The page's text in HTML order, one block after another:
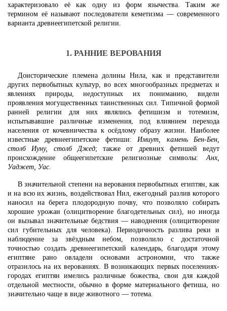
характеризовало её как одну из форм язычества. Таким же
термином её называют последователи кеметизма — современного
варианта древнеегипетской религии.
1. РАННИЕ ВЕРОВАНИЯ
Доисторические племена долины Нила, как и представители
других первобытных культур, во всех многообразных предметах и
явлениях природы, недоступных их пониманию, видели
проявления могущественных таинственных сил. Типичной формой
ранней религии для них являлись фетишизм и тотемизм,
испытывавшие различные изменения, под влиянием перехода
населения от кочевничества к осёдлому образу жизни. Наиболее
известные древнеегипетские фетиши:Имиут, камень Бен-Бен,
столб Иуну, столб Джед; также от древних фетишей ведут
происхождение общеегипетские религиозные символы:Анх,
Уаджет, Уас.
В значительной степени на верования первобытных египтян, как
и на всю их жизнь, воздействовал Нил, ежегодный разлив которого
наносил на берега плодородную почву, что позволяло собирать
хорошие урожаи (олицитворение благодетельных сил), но иногда
он вызывал значительные бедствия — наводнения (олицитворение
сил губительных для человека). Периодичность разлива реки и
наблюдение за звёздным небом, позволило с достаточной
точностью создать древнеегипетский календарь, благодаря этому
египтяне рано овладели основами астрономии, что также
отразилось на их верованиях. В возникающих первых поселениях-
городах египтян имелись различные божества, свои для каждой
отдельной местности, обычно в форме материального фетиша, но
значительно чаще в виде животного — тотема.